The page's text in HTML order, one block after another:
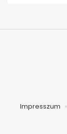
Impresszum